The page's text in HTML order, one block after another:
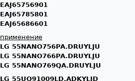
EAJ65756901
EAJ65785801
EAJ65686601
применение
LG 55NANO756PA.DRUYLJU
LG 55NANO766PA.DRUYLJU
LG 55NANO769QA.DRUYLJU
LG 55UQ91009LD.ADKYLJD